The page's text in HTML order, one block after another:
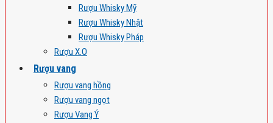
Rượu Whisky Mỹ
Rượu Whisky Nhật
Rượu Whisky Pháp
Rượu X.O
Rượu vang
Rượu vang hồng
Rượu vang ngọt
Rượu Vang Ý